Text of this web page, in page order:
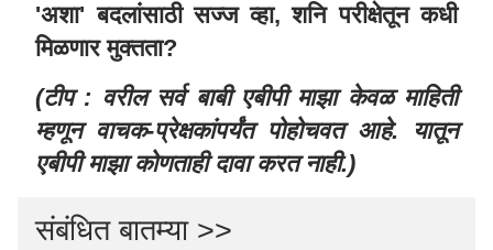
'अशा' बदलांसाठी सज्ज व्हा, शनि परीक्षेतून कधी
मिळणार मुक्तता?
(टीप : वरील सर्व बाबी एबीपी माझा केवळ माहिती
म्हणून वाचक-प्रेक्षकांपर्यंत पोहोचवत आहे. यातून
एबीपी माझा कोणताही दावा करत नाही.)
संबंधित बातम्या >>